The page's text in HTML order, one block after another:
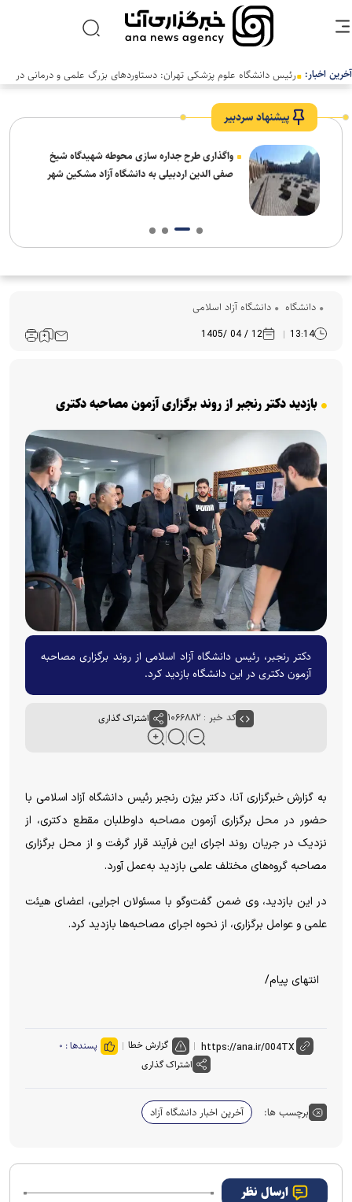
آخرین اخبار: رئیس دانشگاه علوم پزشکی تهران: دستاوردهای بزرگ علمی و درمانی در
پیشنهاد سردبیر
واگذاری طرح جداره سازی محوطه شهیدگاه شیخ
صفی الدین اردبیلی به دانشگاه آزاد مشکین شهر
دانشگاه دانشگاه آزاد اسلامی
13:14
12 / 04 /1405
بازدید دکتر رنجبر از روند برگزاری آزمون مصاحبه دکتری
دکتر رنجبر، رئیس دانشگاه آزاد اسلامی از روند برگزاری مصاحبه
آزمون دکتری در این دانشگاه بازدید کرد.
کد خبر : ۱۰۶۶۸۸۲ اشتراک گذاری
به گزارش خبرگزاری آنا، دکتر بیژن رنجبر رئیس دانشگاه آزاد اسلامی با
حضور در محل برگزاری آزمون مصاحبه داوطلبان مقطع دکتری، از
نزدیک در جریان روند اجرای این فرآیند قرار گرفت و از محل برگزاری
مصاحبه گروه‌های مختلف علمی بازدید به‌عمل آورد.
در این بازدید، وی ضمن گفت‌وگو با مسئولان اجرایی، اعضای هیئت
علمی و عوامل برگزاری، از نحوه اجرای مصاحبه‌ها بازدید کرد.
انتهای پیام/
گزارش خطا پسندها : ۰
اشتراک گذاری
برچسب ها: آخرین اخبار دانشگاه آزاد
ارسال نظر